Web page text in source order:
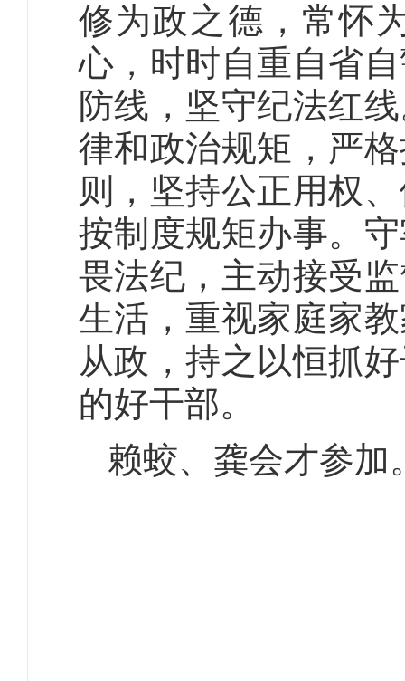
修为政之德，常怀
心，时时自重自省
防线，坚守纪法红
律和政治规矩，严
则，坚持公正用权
按制度规矩办事。
畏法纪，主动接受
生活，重视家庭家
从政，持之以恒抓
的好干部。
赖蛟、龚会才参加